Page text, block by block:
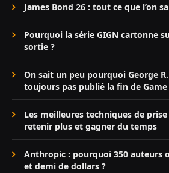
James Bond 26 : tout ce que l’on
Pourquoi la série GIGN cartonne
sortie ?
On sait un peu pourquoi George
toujours pas publié la fin de
Les meilleures techniques de
retenir plus et gagner du temps
Anthropic : pourquoi 350 auteurs
et demi de dollars ?